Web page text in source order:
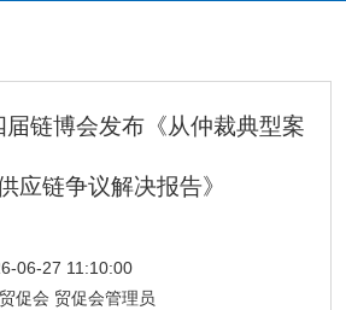
链博会发布《从仲裁典型案
应链争议解决报告》
06-27 11:10:00
贸促会 贸促会管理员